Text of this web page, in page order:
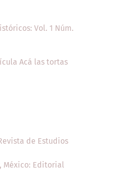
Vol. 1 Núm.
Acá las tortas
de Estudios
México: Editorial